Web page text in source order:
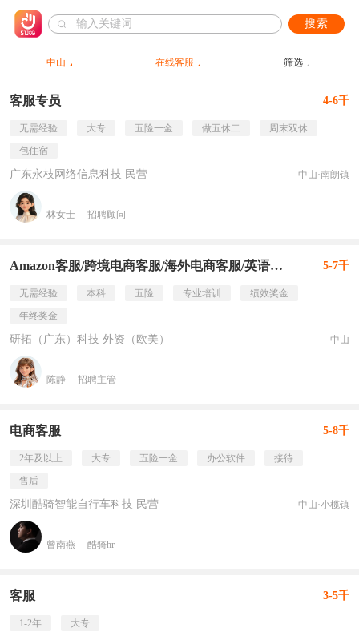
搜索
中山 在线客服 筛选
客服专员 4-6千
无需经验 大专 五险一金 做五休二
周末双休
包住宿
广东永枝网络信息科技 民营 中山·南朗镇
林女士 招聘顾问
Amazon客服/跨境电商客服/海外电商客服/英语客服专员 5-7千
无需经验 本科 五险 专业培训
绩效奖金
年终奖金
研拓（广东）科技 外资（欧美） 中山
陈静 招聘主管
电商客服 5-8千
2年及以上 大专 五险一金 办公软件
接待
售后
深圳酷骑智能自行车科技 民营 中山·小榄镇
曾南燕 酷骑hr
客服 3-5千
1-2年 大专